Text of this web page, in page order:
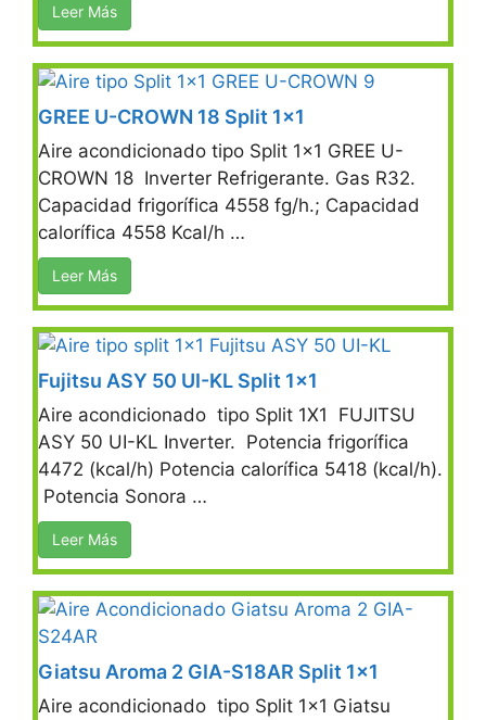
Leer Más
GREE U-CROWN 18 Split 1×1
Aire acondicionado tipo Split 1×1 GREE U-
CROWN 18 Inverter Refrigerante. Gas R32.
Capacidad frigorífica 4558 fg/h.; Capacidad
calorífica 4558 Kcal/h …
Leer Más
Fujitsu ASY 50 UI-KL Split 1×1
Aire acondicionado tipo Split 1X1 FUJITSU
ASY 50 UI-KL Inverter. Potencia frigorífica
4472 (kcal/h) Potencia calorífica 5418 (kcal/h).
Potencia Sonora …
Leer Más
Giatsu Aroma 2 GIA-S18AR Split 1×1
Aire acondicionado tipo Split 1×1 Giatsu